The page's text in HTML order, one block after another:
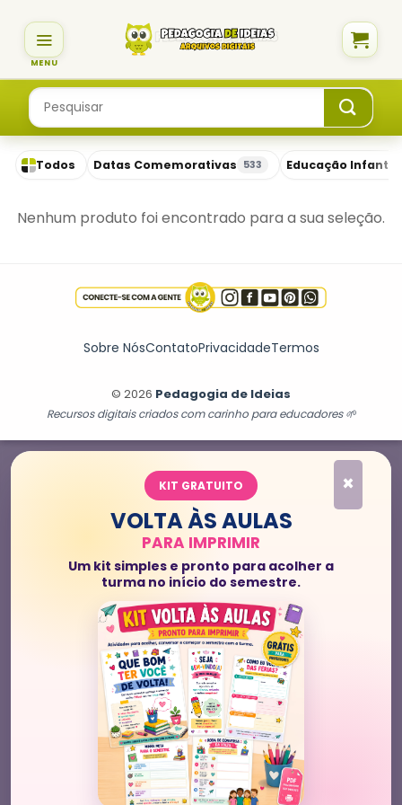
content
Pesquisar
por:
Todos Datas Comemorativas 533 Educação Infantil
Nenhum produto foi encontrado para a sua seleção.
Sobre NósContatoPrivacidadeTermos
© 2026 Pedagogia de Ideias
Recursos digitais criados com carinho para educadores 🌱
×
KIT GRATUITO
VOLTA ÀS AULAS
PARA IMPRIMIR
Um kit simples e pronto para acolher a
turma no início do semestre.